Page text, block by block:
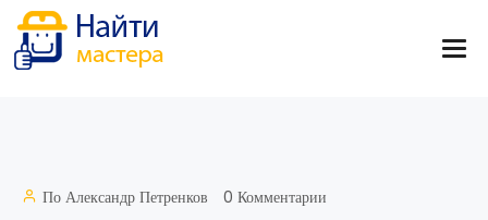
По Александр Петренков 0 Комментарии